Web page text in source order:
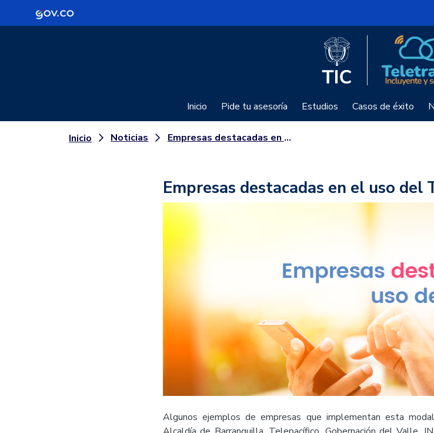
Logo Gobierno de Colombia
Logo del
Inicio Pide tu asesoría Estudios Casos de éxito
Inicio Noticias Empresas destacadas en el uso del Teletrabajo
Empresas destacadas en el uso del
Algunos ejemplos de empresas que implementan esta